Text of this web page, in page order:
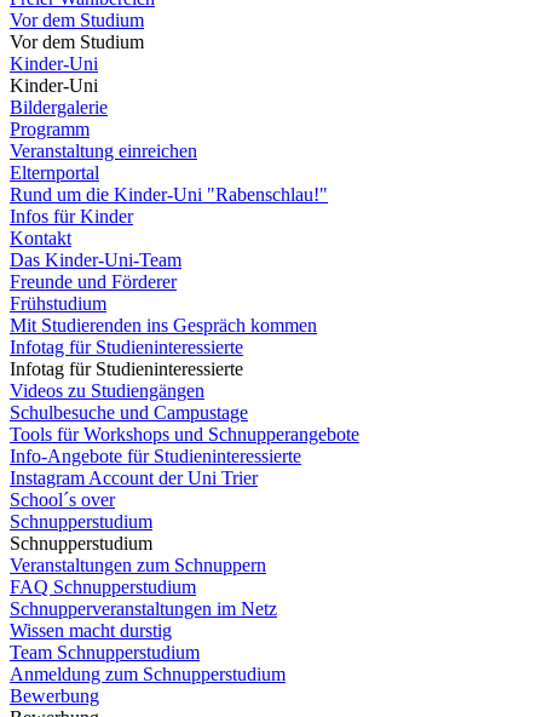
Vor dem Studium
Vor dem Studium
Kinder-Uni
Kinder-Uni
Bildergalerie
Programm
Veranstaltung einreichen
Elternportal
Rund um die Kinder-Uni "Rabenschlau!"
Infos für Kinder
Kontakt
Das Kinder-Uni-Team
Freunde und Förderer
Frühstudium
Mit Studierenden ins Gespräch kommen
Infotag für Studieninteressierte
Infotag für Studieninteressierte
Videos zu Studiengängen
Schulbesuche und Campustage
Tools für Workshops und Schnupperangebote
Info-Angebote für Studieninteressierte
Instagram Account der Uni Trier
School´s over
Schnupperstudium
Schnupperstudium
Veranstaltungen zum Schnuppern
FAQ Schnupperstudium
Schnupperveranstaltungen im Netz
Wissen macht durstig
Team Schnupperstudium
Anmeldung zum Schnupperstudium
Bewerbung